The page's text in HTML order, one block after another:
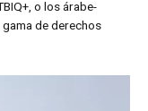
o los árabe-
de derechos